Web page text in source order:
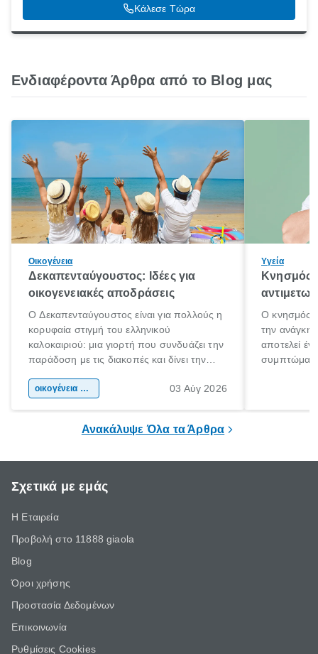
Κάλεσε Τώρα
Ενδιαφέροντα Άρθρα από το Blog μας
Οικογένεια
Δεκαπενταύγουστος: Ιδέες για
οικογενειακές αποδράσεις
Ο Δεκαπενταύγουστος είναι για πολλούς η
κορυφαία στιγμή του ελληνικού
καλοκαιριού: μια γιορτή που συνδυάζει την
παράδοση με τις διακοπές και δίνει την
χώρας. Είτε πρόκειται για λίγες μέρες
οικογένεια & παιδί 03 Αύγ 2026
Υγεία
Κνησμός:
Ο κνησμός
την ανάγκη
αποτελεί
Ανακάλυψε Όλα τα Άρθρα
Σχετικά με εμάς
Η Εταιρεία
Προβολή στο 11888 giaola
Blog
Όροι χρήσης
Προστασία Δεδομένων
Επικοινωνία
Ρυθμίσεις Cookies